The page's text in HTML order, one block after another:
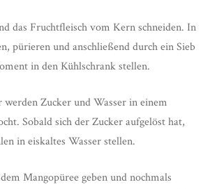
das Fruchtfleisch vom Kern schneiden. In
pürieren und anschließend durch ein Sieb
in den Kühlschrank stellen.
Zucker und Wasser in einem
Sobald sich der Zucker aufgelöst hat,
in eiskaltes Wasser stellen.
Mangopüree geben und nochmals